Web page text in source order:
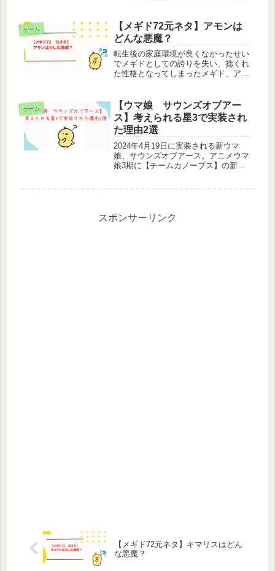
「アニキ」と呼んで慕う様子は見てい
てとても微笑ましいものがあります
ね、...
ゲーム
【メギド72元ネタ】アモンは
どんな悪魔？
転生後の家庭環境が良くなかったせい
でメギドとしての誇りを失い、捻くれ
た性格となってしまったメギド、アモ
てくれたソロモンには感謝している、
つまりツンデレ。β版メギド72で
は、...
ゲーム
【ウマ娘 サウンズオブアー
ス】考えられる星3で実装され
た理由2選
2024年4月19日に実装される新ウマ
娘、サウンズオブアース。アニメウマ
娘3期に【チームカノープス】の新メ
スポンサーリンク
【メギド72元ネタ】キマリスはどん
な悪魔？